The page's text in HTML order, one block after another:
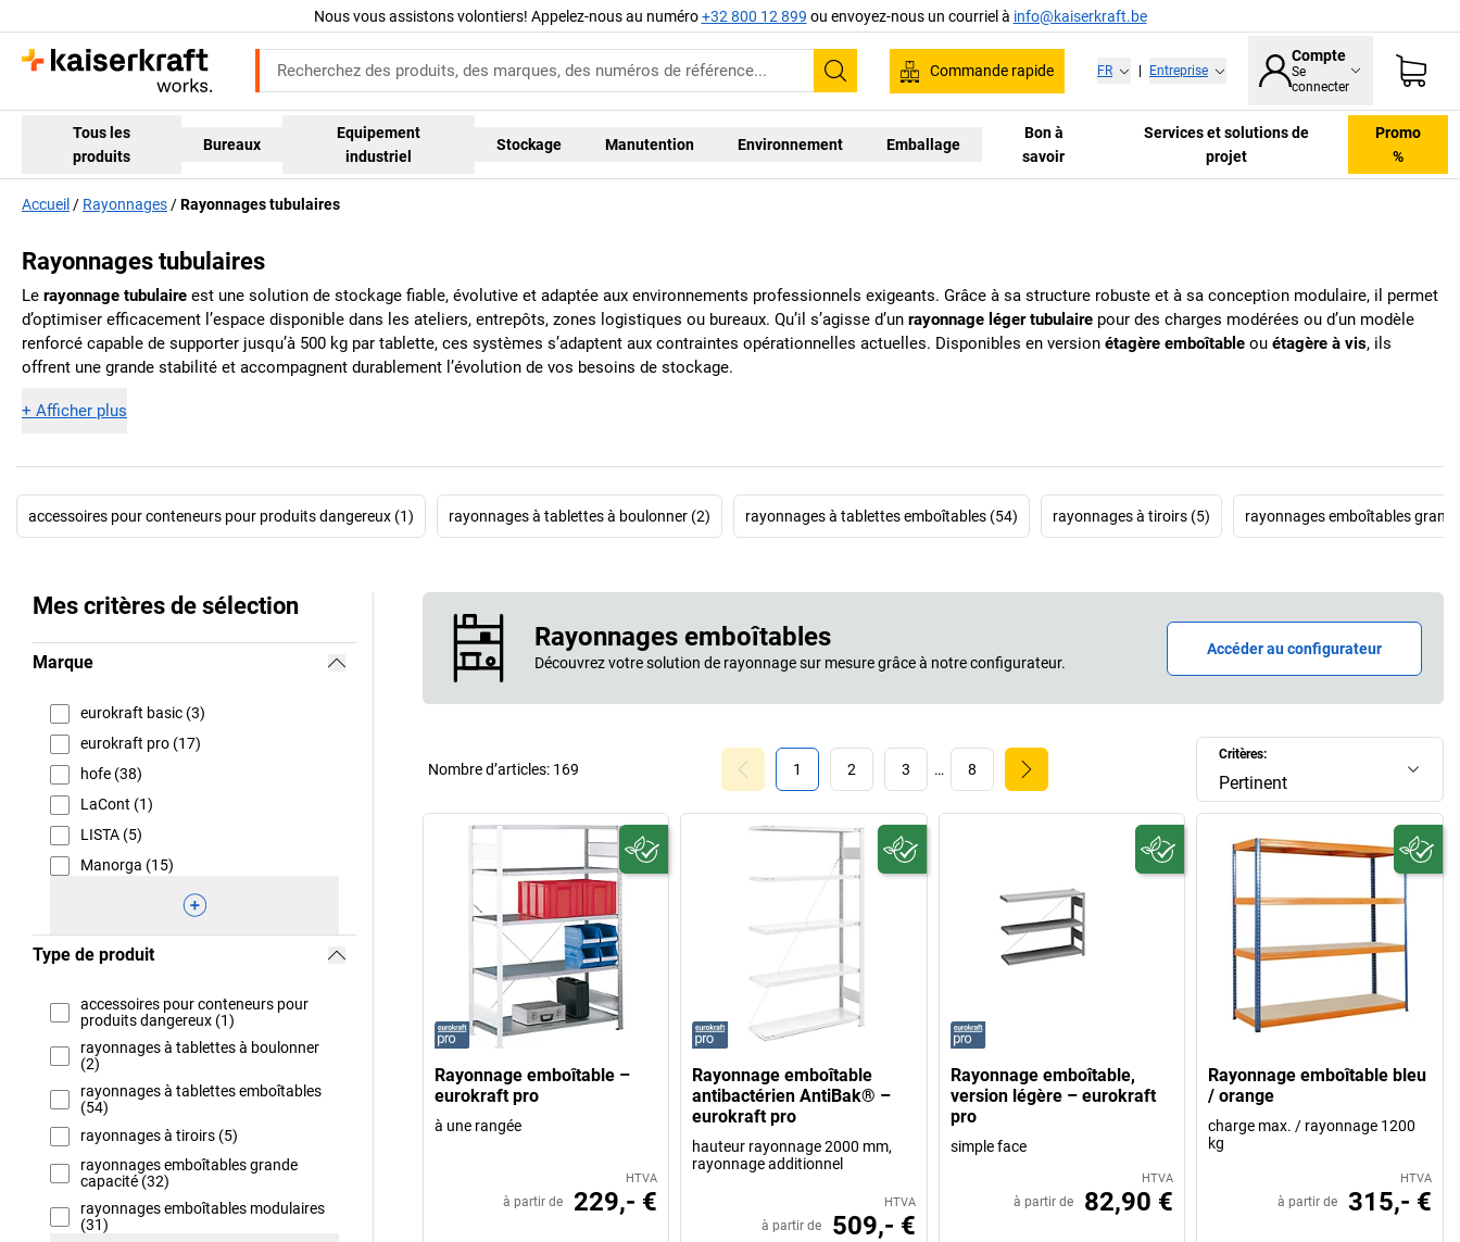
Nous vous assistons volontiers! Appelez-nous au numéro+32 800 12 899 ou envoyez-nous un courriel à info@kaiserkraft.be
Recherche
Commande rapide FR Entreprise
Compte
Se
connecter
Tous les
produits
Bureaux
Equipement
industriel
Stockage Manutention Environnement Emballage
Bon à
savoir
Services et solutions de
projet
Promo
%
Accueil Rayonnages Rayonnages tubulaires
Rayonnages tubulaires
Le rayonnage tubulaire est une solution de stockage fiable, évolutive et adaptée aux environnements professionnels exigeants. Grâce à sa structure robuste et à sa conception modulaire, il permet
d’optimiser efficacement l’espace disponible dans les ateliers, entrepôts, zones logistiques ou bureaux. Qu’il s’agisse d’un rayonnage léger tubulaire pour des charges modérées ou d’un modèle
renforcé capable de supporter jusqu’à 500 kg par tablette, ces systèmes s’adaptent aux contraintes opérationnelles actuelles. Disponibles en version étagère emboîtable ou étagère à vis, ils
offrent une grande stabilité et accompagnent durablement l’évolution de vos besoins de stockage.
+ Afficher plus
accessoires pour conteneurs pour produits dangereux (1) rayonnages à tablettes à boulonner (2) rayonnages à tablettes emboîtables (54) rayonnages à tiroirs (5) rayonnages emboîtables
Mes critères de sélection
Marque
eurokraft basic (3)
eurokraft pro (17)
hofe (38)
LaCont (1)
LISTA (5)
Manorga (15)
Type de produit
accessoires pour conteneurs pour
produits dangereux (1)
rayonnages à tablettes à boulonner
(2)
rayonnages à tablettes emboîtables
(54)
rayonnages à tiroirs (5)
rayonnages emboîtables grande
capacité (32)
rayonnages emboîtables modulaires
(31)
Rayonnages emboîtables
Découvrez votre solution de rayonnage sur mesure grâce à notre configurateur.
Accéder au configurateur
Critères:
Pertinent
1 2 3 … 8
Nombre d’articles: 169
Rayonnage emboîtable –
eurokraft pro
à une rangée
HTVA
à partir de 229,- €
Rayonnage emboîtable
antibactérien AntiBak® –
eurokraft pro
hauteur rayonnage 2000 mm,
rayonnage additionnel
HTVA
à partir de 509,- €
Rayonnage emboîtable,
version légère – eurokraft
pro
simple face
HTVA
à partir de 82,90 €
Rayonnage emboîtable bleu
/ orange
charge max. / rayonnage 1200
kg
HTVA
à partir de 315,- €